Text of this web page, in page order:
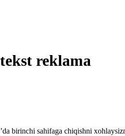
reklama
birinchi sahifaga chiqishni